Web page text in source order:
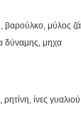
βαρούλκο, μύλος
δύναμης, μηχα
ίνες